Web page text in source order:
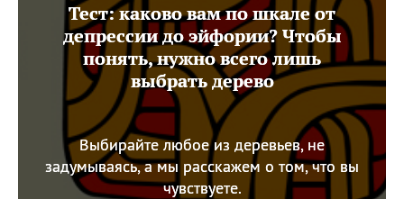
Тест: каково вам по шкале от
депрессии до эйфории? Чтобы
понять, нужно всего лишь
выбрать дерево
Выбирайте любое из деревьев, не
задумываясь, а мы расскажем о том, что вы
чувствуете.